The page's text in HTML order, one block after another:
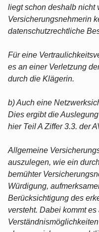
liegt schon deshalb nicht
Versicherungsnehmerin
datenschutzrechtliche
Für eine
es an einer Verletzung
durch die Klägerin.
b) Auch eine
Dies ergibt die
hier Teil A Ziffer 3.3. der
Allgemeine
auszulegen, wie ein
bemühter
Würdigung,
Berücksichtigung des
versteht. Dabei kommt es